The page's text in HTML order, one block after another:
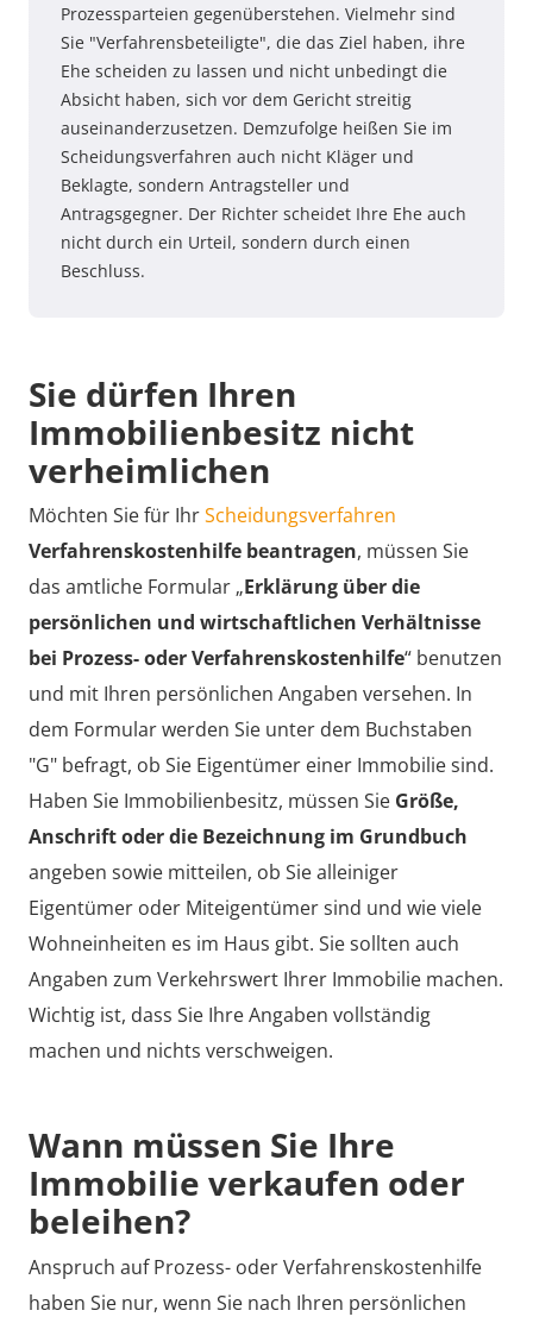
Prozessparteien gegenüberstehen. Vielmehr sind
Sie "Verfahrensbeteiligte", die das Ziel haben, ihre
Ehe scheiden zu lassen und nicht unbedingt die
Absicht haben, sich vor dem Gericht streitig
auseinanderzusetzen. Demzufolge heißen Sie im
Scheidungsverfahren auch nicht Kläger und
Beklagte, sondern Antragsteller und
Antragsgegner. Der Richter scheidet Ihre Ehe auch
nicht durch ein Urteil, sondern durch einen
Beschluss.
Sie dürfen Ihren
Immobilienbesitz nicht
verheimlichen
Möchten Sie für IhrScheidungsverfahren
Verfahrenskostenhilfe beantragen, müssen Sie
das amtliche Formular „Erklärung über die
persönlichen und wirtschaftlichen Verhältnisse
bei Prozess- oder Verfahrenskostenhilfe“ benutzen
und mit Ihren persönlichen Angaben versehen. In
dem Formular werden Sie unter dem Buchstaben
"G" befragt, ob Sie Eigentümer einer Immobilie sind.
Haben Sie Immobilienbesitz, müssen Sie Größe,
Anschrift oder die Bezeichnung im Grundbuch
angeben sowie mitteilen, ob Sie alleiniger
Eigentümer oder Miteigentümer sind und wie viele
Wohneinheiten es im Haus gibt. Sie sollten auch
Angaben zum Verkehrswert Ihrer Immobilie machen.
Wichtig ist, dass Sie Ihre Angaben vollständig
machen und nichts verschweigen.
Wann müssen Sie Ihre
Immobilie verkaufen oder
beleihen?
Anspruch auf Prozess- oder Verfahrenskostenhilfe
haben Sie nur, wenn Sie nach Ihren persönlichen